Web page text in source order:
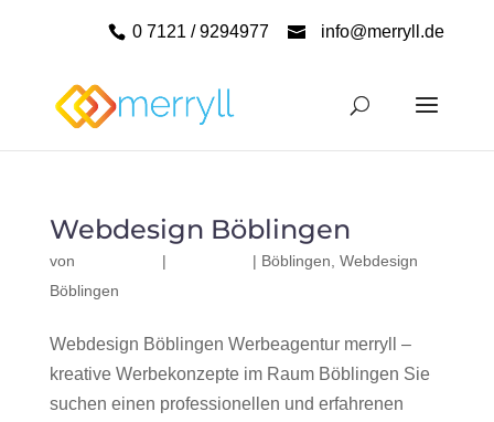
0 7121 / 9294977 info@merryll.de
Webdesign Böblingen
von | | Böblingen Webdesign
Böblingen
Webdesign Böblingen Werbeagentur merryll –
kreative Werbekonzepte im Raum Böblingen Sie
suchen einen professionellen und erfahrenen